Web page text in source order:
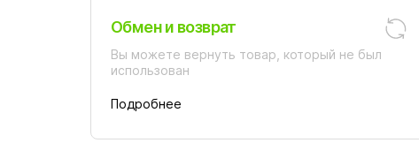
Обмен и возврат
Вы можете вернуть товар, который не был
использован
Подробнее